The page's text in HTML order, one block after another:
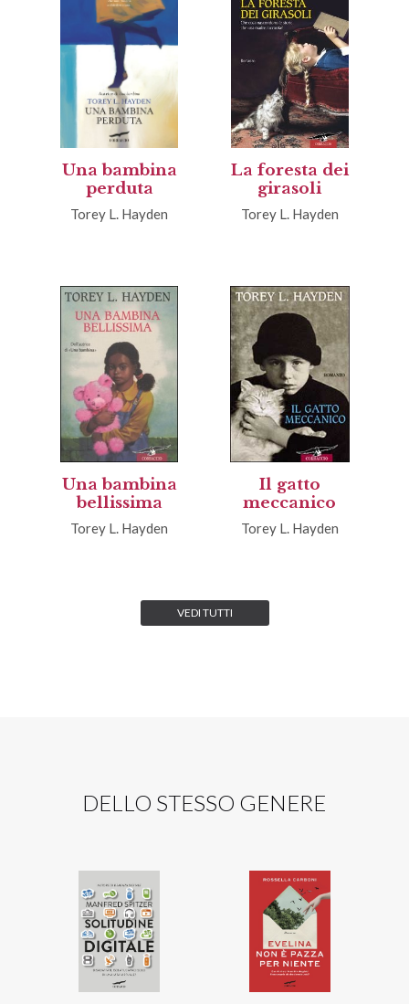
Una bambina
perduta
Torey L. Hayden
La foresta dei
girasoli
Torey L. Hayden
Una bambina
bellissima
Torey L. Hayden
Il gatto
meccanico
Torey L. Hayden
VEDI TUTTI
DELLO STESSO GENERE